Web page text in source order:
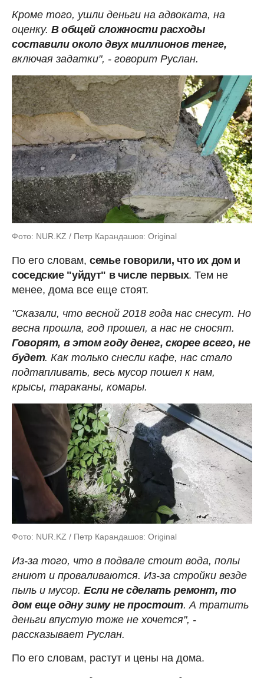
Кроме того, ушли деньги на адвоката, на
оценку. В общей сложности расходы
составили около двух миллионов тенге,
включая задатки", - говорит Руслан.
Фото: NUR.KZ / Петр Карандашов: Original
По его словам, семье говорили, что их дом и
соседские "уйдут" в числе первых. Тем не
менее, дома все еще стоят.
"Сказали, что весной 2018 года нас снесут. Но
весна прошла, год прошел, а нас не сносят.
Говорят, в этом году денег, скорее всего, не
будет. Как только снесли кафе, нас стало
подтапливать, весь мусор пошел к нам,
крысы, тараканы, комары.
Фото: NUR.KZ / Петр Карандашов: Original
Из-за того, что в подвале стоит вода, полы
гниют и проваливаются. Из-за стройки везде
пыль и мусор. Если не сделать ремонт, то
дом еще одну зиму не простоит. А тратить
деньги впустую тоже не хочется", -
рассказывает Руслан.
По его словам, растут и цены на дома.